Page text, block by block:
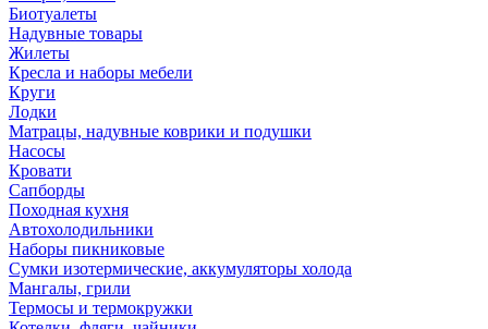
Биотуалеты
Надувные товары
Жилеты
Кресла и наборы мебели
Круги
Лодки
Матрацы, надувные коврики и подушки
Насосы
Кровати
Сапборды
Походная кухня
Автохолодильники
Наборы пикниковые
Сумки изотермические, аккумуляторы холода
Мангалы, грили
Термосы и термокружки